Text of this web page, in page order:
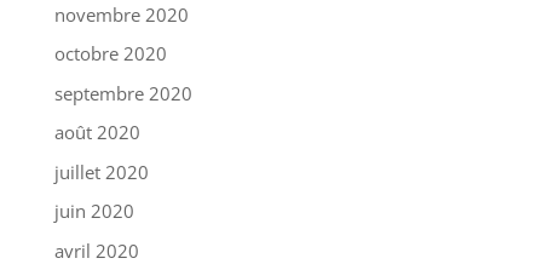
novembre 2020
octobre 2020
septembre 2020
août 2020
juillet 2020
juin 2020
avril 2020